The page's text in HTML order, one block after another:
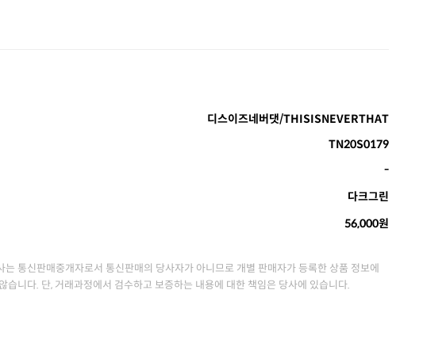
디스이즈네버댓/THISISNEVERTHAT
TN20S0179
-
다크그린
56,000원
는 통신판매중개자로서 통신판매의 당사자가 아니므로 개별 판매자가 등록한 상품 정보에
습니다. 단, 거래과정에서 검수하고 보증하는 내용에 대한 책임은 당사에 있습니다.